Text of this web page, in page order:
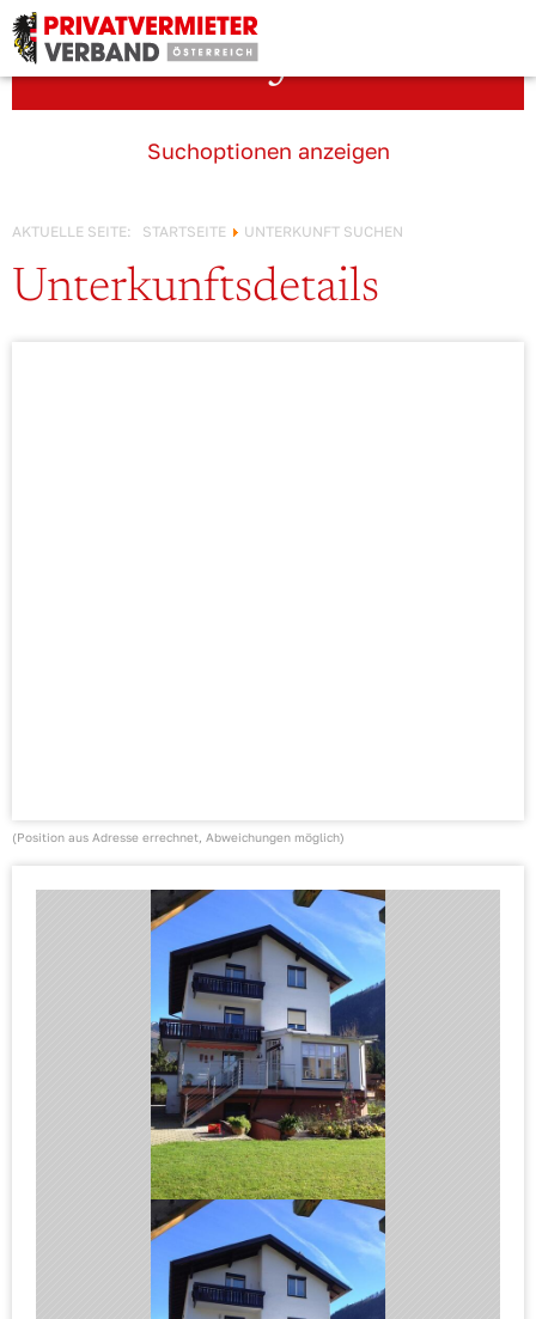
Unterkunft suchen
Suchoptionen anzeigen
AKTUELLE SEITE: STARTSEITE UNTERKUNFT SUCHEN
Unterkunftsdetails
(Position aus Adresse errechnet, Abweichungen möglich)